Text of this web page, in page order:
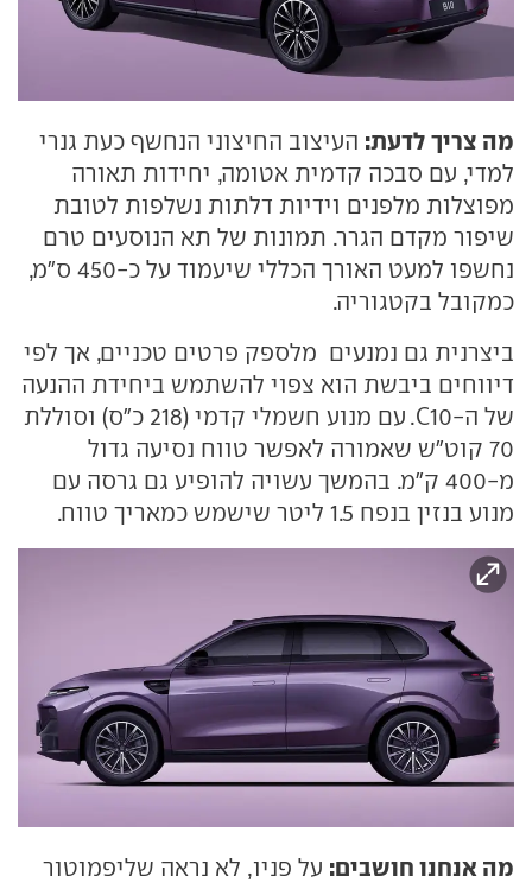
מה צריך לדעת: העיצוב החיצוני הנחשף כעת גנרי
למדי, עם סבכה קדמית אטומה, יחידות תאורה
מפוצלות מלפנים וידיות דלתות נשלפות לטובת
שיפור מקדם הגרר. תמונות של תא הנוסעים טרם
נחשפו למעט האורך הכללי שיעמוד על כ-450 ס"מ,
כמקובל בקטגוריה.
ביצרנית גם נמנעים מלספק פרטים טכניים, אך לפי
דיווחים ביבשת הוא צפוי להשתמש ביחידת ההנעה
של ה-C10. עם מנוע חשמלי קדמי (218 כ"ס) וסוללת
70 קוט"ש שאמורה לאפשר טווח נסיעה גדול
מ-400 ק"מ. בהמשך עשויה להופיע גם גרסה עם
מנוע בנזין בנפח 1.5 ליטר שישמש כמאריך טווח.
מה אנחנו חושבים: על פניו, לא נראה שליפמוטור